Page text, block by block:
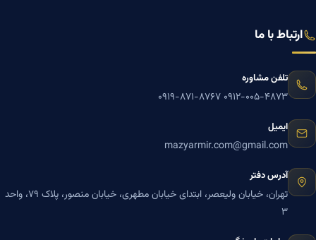
ارتباط با ما
تلفن مشاوره
۰۹۱۲-۰۰۵-۴۸۷۳ ۰۹۱۹-۸۷۱-۸۷۶۷
ایمیل
mazyarmir.com@gmail.com
آدرس دفتر
تهران، خیابان ولیعصر، ابتدای خیابان مطهری، خیابان منصور، پلاک ۷۹، واحد
۳